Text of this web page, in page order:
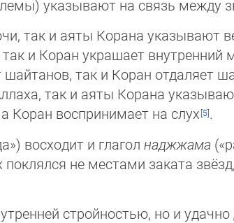
указывают на связь между
так и аяты Корана указывают
и Коран украшает внутренний
так и Коран отдаляет
так и аяты Корана
Коран воспринимает на слух
.
восходит и глагол наджжама
не местами заката
стройностью, но и